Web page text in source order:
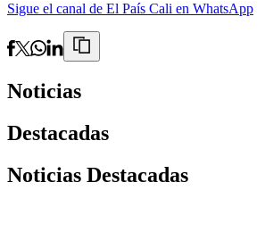
Sigue el canal de El País Cali en WhatsApp
Noticias
Destacadas
Noticias Destacadas